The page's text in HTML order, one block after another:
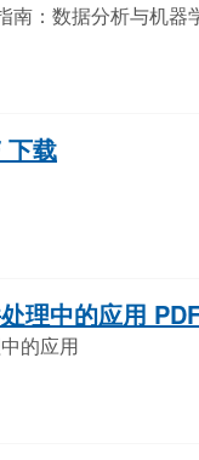
南：数据分析与机
下载
理中的应用
的应用